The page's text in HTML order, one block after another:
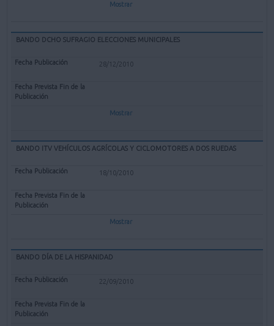
Mostrar
BANDO DCHO SUFRAGIO ELECCIONES MUNICIPALES
28/12/2010
Mostrar
BANDO ITV VEHÍCULOS AGRÍCOLAS Y CICLOMOTORES A DOS RUEDAS
18/10/2010
Mostrar
BANDO DÍA DE LA HISPANIDAD
22/09/2010